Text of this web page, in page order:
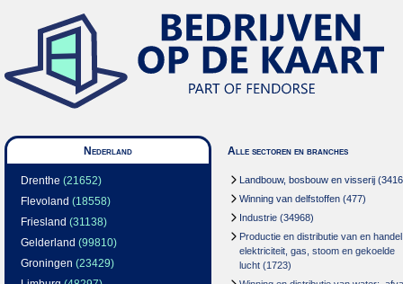
Nederland
Drenthe (21652)
Flevoland (18558)
Friesland (31138)
Gelderland (99810)
Groningen (23429)
Alle sectoren en branches
Landbouw, bosbouw en visserij
Winning van delfstoffen (477)
Industrie (34968)
Productie en distributie van en
elektriciteit, gas, stoom en gekoelde
lucht (1723)